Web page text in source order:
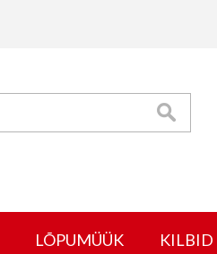
LÕPUMÜÜK KILBID